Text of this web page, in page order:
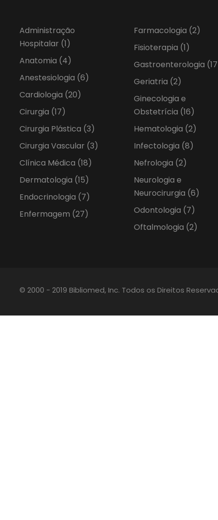
Administração
Hospitalar (1)
Anatomia (4)
Anestesiologia (6)
Cardiologia (20)
Cirurgia (17)
Cirurgia Plástica (3)
Cirurgia Vascular (3)
Clínica Médica (18)
Dermatologia (15)
Endocrinologia (7)
Enfermagem (27)
Farmacologia (2)
Fisioterapia (1)
Gastroenterologia
Geriatria (2)
Ginecologia e
Obstetrícia (16)
Hematologia (2)
Infectologia (8)
Nefrologia (2)
Neurologia e
Neurocirurgia (6)
Odontologia (7)
Oftalmologia (2)
© 2000 - 2019 Bibliomed, Inc. Todos os Direitos